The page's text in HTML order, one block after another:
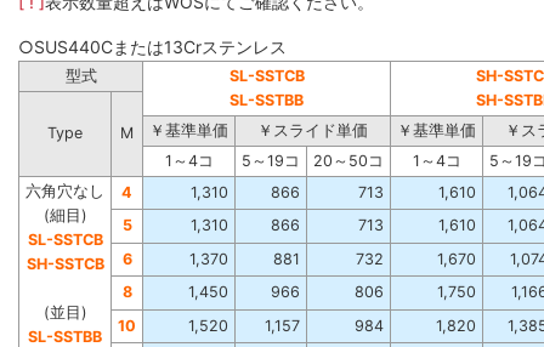
○SUS440Cまたは13Crステンレス
型式
SL-SSTCB
SL-SSTBB
SH-
SH-
Type
M ￥基準単価 ￥スライド単価 ￥基準単価
￥ス
1～4コ
5～19コ 20～50コ 1～4コ
5～19
六角穴なし
(細目)
SL-SSTCB
SH-SSTCB
(並目)
SL-SSTBB
4 1,310 866 713 1,610
5
1,310 866 713 1,610
6
1,370 881 732 1,670
8
1,450 966 806 1,750
10
1,520 1,157 984 1,820